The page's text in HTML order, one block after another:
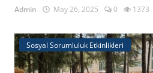
Admin May 26, 2025 0 1373
Sosyal Sorumluluk Etkinlikleri